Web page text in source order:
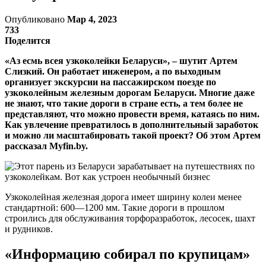
Опубликовано Мар 4, 2023
733
Поделится
«Аз есмь всея узкоколейки Беларуси», – шутит Артем
Слизкий. Он работает инженером, а по выходным
организует экскурсии на пассажирском поезде по
узкоколейным железным дорогам Беларуси. Многие даже
не знают, что такие дороги в стране есть, а тем более не
представляют, что можно провести время, катаясь по ним.
Как увлечение превратилось в дополнительный заработок
и можно ли масштабировать такой проект? Об этом Артем
рассказал Myfin.by.
Узкоколейная железная дорога имеет ширину колеи менее
стандартной: 600—1200 мм. Такие дороги в прошлом
строились для обслуживания торфоразработок, лесосек, шахт
и рудников.
«Информацию собирал по крупицам»